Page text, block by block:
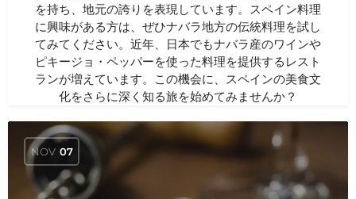
を持ち、地元の誇りを表現しています。スペイン料理
に興味がある方は、ぜひナバラ地方の伝統料理を試し
てみてください。近年、日本でもナバラ産のワインや
ピキージョ・ペッパーを使った料理を提供するレスト
ランが増えています。この機会に、スペインの美食文
化をさらに深く知る旅を始めてみませんか？
NOV 07